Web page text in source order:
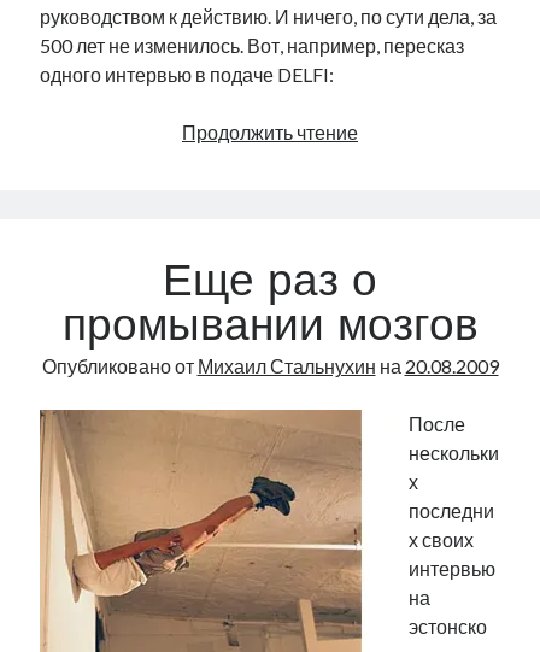
руководством к действию. И ничего, по сути дела, за
500 лет не изменилось. Вот, например, пересказ
одного интервью в подаче DELFI:
Продолжить чтениеПринуждение
Еще раз о
промывании мозгов
Опубликовано от Михаил Стальнухин на 20.08.2009
После
нескольки
х
последни
х своих
интервью
на
эстонско